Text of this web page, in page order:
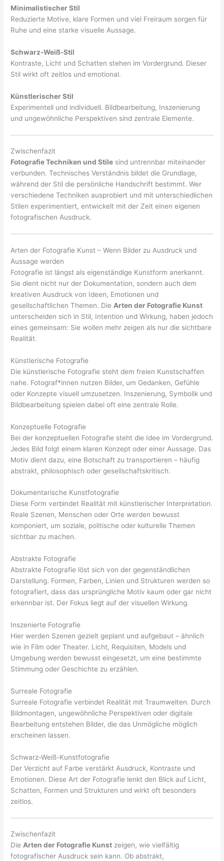
Minimalistischer Stil
Reduzierte Motive, klare Formen und viel Freiraum sorgen für
Ruhe und eine starke visuelle Aussage.
Schwarz-Weiß-Stil
Kontraste, Licht und Schatten stehen im Vordergrund. Dieser
Stil wirkt oft zeitlos und emotional.
Künstlerischer Stil
Experimentell und individuell. Bildbearbeitung, Inszenierung
und ungewöhnliche Perspektiven sind zentrale Elemente.
Zwischenfazit
Fotografie Techniken und Stile sind untrennbar miteinander
verbunden. Technisches Verständnis bildet die Grundlage,
während der Stil die persönliche Handschrift bestimmt. Wer
verschiedene Techniken ausprobiert und mit unterschiedlichen
Stilen experimentiert, entwickelt mit der Zeit einen eigenen
fotografischen Ausdruck.
Arten der Fotografie Kunst – Wenn Bilder zu Ausdruck und
Aussage werden
Fotografie ist längst als eigenständige Kunstform anerkannt.
Sie dient nicht nur der Dokumentation, sondern auch dem
kreativen Ausdruck von Ideen, Emotionen und
gesellschaftlichen Themen. Die Arten der Fotografie Kunst
unterscheiden sich in Stil, Intention und Wirkung, haben jedoch
eines gemeinsam: Sie wollen mehr zeigen als nur die sichtbare
Realität.
Künstlerische Fotografie
Die künstlerische Fotografie steht dem freien Kunstschaffen
nahe. Fotograf*innen nutzen Bilder, um Gedanken, Gefühle
oder Konzepte visuell umzusetzen. Inszenierung, Symbolik und
Bildbearbeitung spielen dabei oft eine zentrale Rolle.
Konzeptuelle Fotografie
Bei der konzeptuellen Fotografie steht die Idee im Vordergrund.
Jedes Bild folgt einem klaren Konzept oder einer Aussage. Das
Motiv dient dazu, eine Botschaft zu transportieren – häufig
abstrakt, philosophisch oder gesellschaftskritisch.
Dokumentarische Kunstfotografie
Diese Form verbindet Realität mit künstlerischer Interpretation.
Reale Szenen, Menschen oder Orte werden bewusst
komponiert, um soziale, politische oder kulturelle Themen
sichtbar zu machen.
Abstrakte Fotografie
Abstrakte Fotografie löst sich von der gegenständlichen
Darstellung. Formen, Farben, Linien und Strukturen werden so
fotografiert, dass das ursprüngliche Motiv kaum oder gar nicht
erkennbar ist. Der Fokus liegt auf der visuellen Wirkung.
Inszenierte Fotografie
Hier werden Szenen gezielt geplant und aufgebaut – ähnlich
wie in Film oder Theater. Licht, Requisiten, Models und
Umgebung werden bewusst eingesetzt, um eine bestimmte
Stimmung oder Geschichte zu erzählen.
Surreale Fotografie
Surreale Fotografie verbindet Realität mit Traumwelten. Durch
Bildmontagen, ungewöhnliche Perspektiven oder digitale
Bearbeitung entstehen Bilder, die das Unmögliche möglich
erscheinen lassen.
Schwarz-Weiß-Kunstfotografie
Der Verzicht auf Farbe verstärkt Ausdruck, Kontraste und
Emotionen. Diese Art der Fotografie lenkt den Blick auf Licht,
Schatten, Formen und Strukturen und wirkt oft besonders
zeitlos.
Zwischenfazit
DieArten der Fotografie Kunst zeigen, wie vielfältig
fotografischer Ausdruck sein kann. Ob abstrakt,